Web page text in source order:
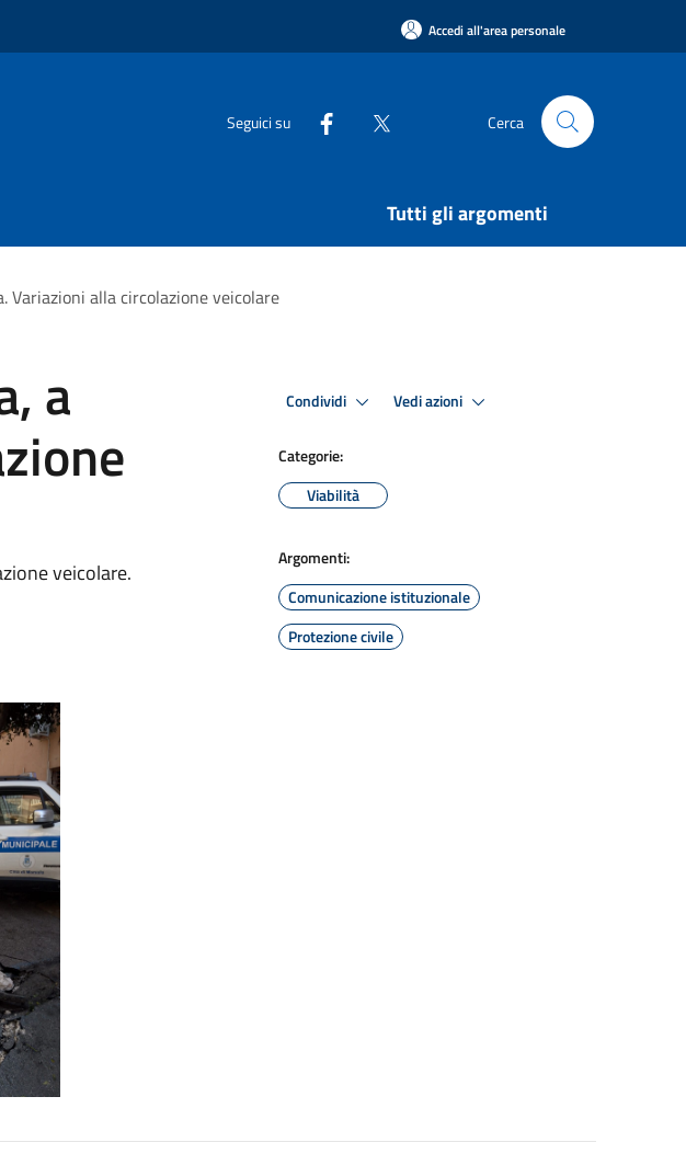
Accedi all'area personale
Seguici su Cerca
Tutti gli argomenti
Variazioni alla circolazione veicolare
a
veicolare.
Condividi Vedi azioni
Categorie:
Viabilità
Argomenti:
Comunicazione istituzionale
Protezione civile